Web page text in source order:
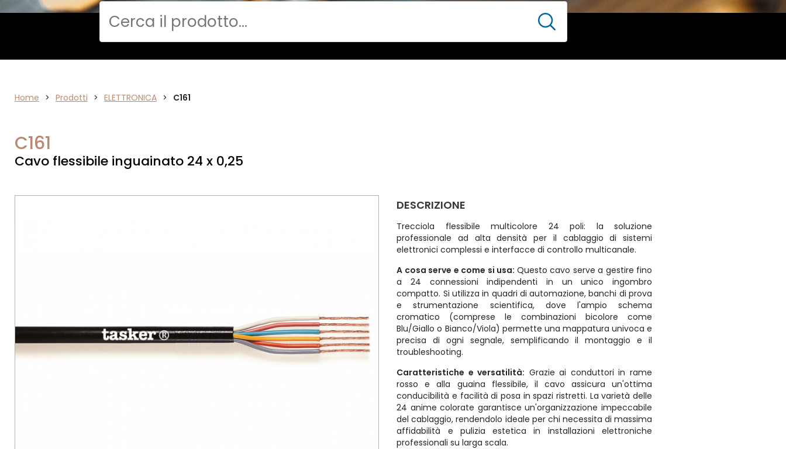
ELETTRONICA
Cerca
Home > Prodotti > ELETTRONICA > C161
C161
Cavo flessibile inguainato 24 x 0,25
DESCRIZIONE
Trecciola flessibile multicolore 24 poli: la soluzione
professionale ad alta densità per il cablaggio di sistemi
elettronici complessi e interfacce di controllo multicanale.
A cosa serve e come si usa: Questo cavo serve a gestire fino
a 24 connessioni indipendenti in un unico ingombro
compatto. Si utilizza in quadri di automazione, banchi di prova
e strumentazione scientifica, dove l'ampio schema
cromatico (comprese le combinazioni bicolore come
Blu/Giallo o Bianco/Viola) permette una mappatura univoca e
precisa di ogni segnale, semplificando il montaggio e il
troubleshooting.
Caratteristiche e versatilità: Grazie ai conduttori in rame
rosso e alla guaina flessibile, il cavo assicura un'ottima
conducibilità e facilità di posa in spazi ristretti. La varietà delle
24 anime colorate garantisce un'organizzazione impeccabile
del cablaggio, rendendolo ideale per chi necessita di massima
affidabilità e pulizia estetica in installazioni elettroniche
professionali su larga scala.